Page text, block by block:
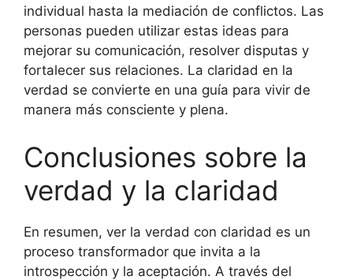
individual hasta la mediación de conflictos. Las
personas pueden utilizar estas ideas para
mejorar su comunicación, resolver disputas y
fortalecer sus relaciones. La claridad en la
verdad se convierte en una guía para vivir de
manera más consciente y plena.
Conclusiones sobre la
verdad y la claridad
En resumen, ver la verdad con claridad es un
proceso transformador que invita a la
introspección y la aceptación. A través del